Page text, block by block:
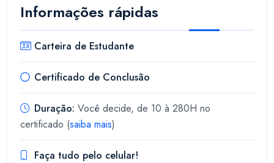
Informações rápidas
Carteira de Estudante
Certificado de Conclusão
Duração: Você decide, de 10 à 280H no
certificado (saiba mais)
Faça tudo pelo celular!